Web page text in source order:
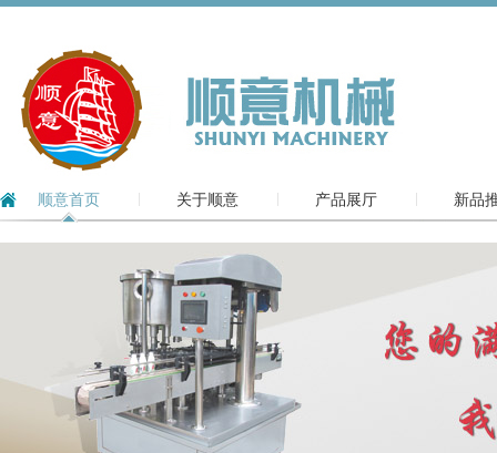
顺意首页 关于顺意 产品展厅 新品